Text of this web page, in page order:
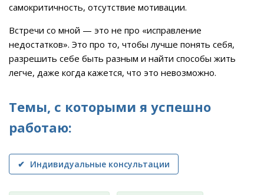
самокритичность, отсутствие мотивации.
Встречи со мной — это не про «исправление
недостатков». Это про то, чтобы лучше понять себя,
разрешить себе быть разным и найти способы жить
легче, даже когда кажется, что это невозможно.
Темы, с которыми я успешно
работаю:
✔ Индивидуальные консультации